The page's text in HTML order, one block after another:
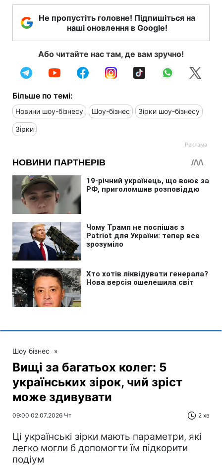
Не пропустіть головне! Підпишіться на
наші оновлення в Google!
Або читайте нас там, де вам зручно!
Більше по темі:
Новини шоу-бізнесу Шоу-бізнес Зірки шоу-бізнесу
Зірки
Шоу бізнес »
Вищі за багатьох колег: 5
українських зірок, чий зріст
може здивувати
09:00 02.07.2026 Чт 2 хв
Ці українські зірки мають параметри, які
легко могли б допомогти їм підкорити
подіум